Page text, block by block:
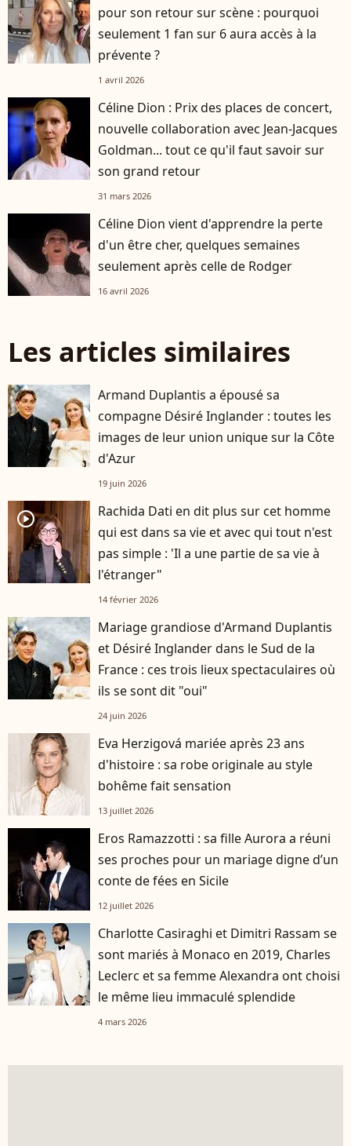
pour son retour sur scène : pourquoi
seulement 1 fan sur 6 aura accès à la
prévente ?
1 avril 2026
Céline Dion : Prix des places de concert,
nouvelle collaboration avec Jean-Jacques
Goldman... tout ce qu'il faut savoir sur
son grand retour
31 mars 2026
Céline Dion vient d'apprendre la perte
d'un être cher, quelques semaines
seulement après celle de Rodger
16 avril 2026
Les articles similaires
Armand Duplantis a épousé sa
compagne Désiré Inglander : toutes les
images de leur union unique sur la Côte
d'Azur
19 juin 2026
player2
Rachida Dati en dit plus sur cet homme
qui est dans sa vie et avec qui tout n'est
pas simple : 'Il a une partie de sa vie à
l'étranger"
14 février 2026
Mariage grandiose d'Armand Duplantis
et Désiré Inglander dans le Sud de la
France : ces trois lieux spectaculaires où
ils se sont dit "oui"
24 juin 2026
Eva Herzigová mariée après 23 ans
d'histoire : sa robe originale au style
bohême fait sensation
13 juillet 2026
Eros Ramazzotti : sa fille Aurora a réuni
ses proches pour un mariage digne d’un
conte de fées en Sicile
12 juillet 2026
Charlotte Casiraghi et Dimitri Rassam se
sont mariés à Monaco en 2019, Charles
Leclerc et sa femme Alexandra ont choisi
le même lieu immaculé splendide
4 mars 2026